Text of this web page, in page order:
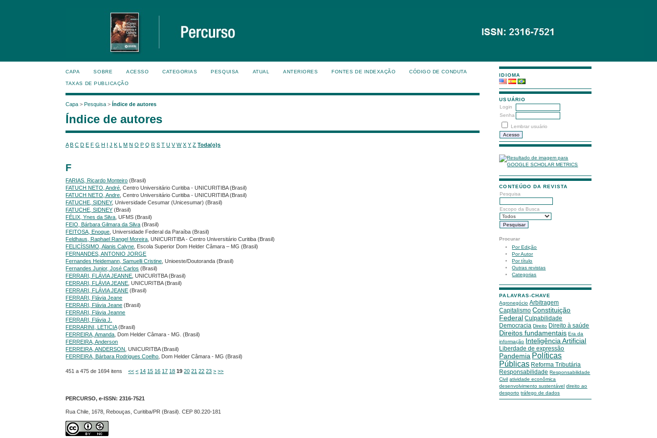
IDIOMA
USUÁRIO
Login
Senha
Lembrar usuário
CONTEÚDO DA REVISTA
Pesquisa
Escopo da Busca
Procurar
Por Edição
Por Autor
Por título
Outras revistas
Categorias
PALAVRAS-CHAVE
Agronegócio Arbitragem
Capitalismo Constituição
Federal Culpabilidade
Democracia Direito Direito à saúde
Direitos fundamentais Era da
informação Inteligência Artificial
Liberdade de expressão
Pandemia Políticas
Públicas Reforma Tributária
Responsabilidade Responsabilidade
Civil atividade econômica
desenvolvimento sustentável direito ao
desporto tráfego de dados
CAPA SOBRE ACESSO CATEGORIAS PESQUISA ATUAL ANTERIORES FONTES DE INDEXAÇÃO CÓDIGO DE CONDUTA
TAXAS DE PUBLICAÇÃO
Capa >Pesquisa >Índice de autores
Índice de autores
A B C D E F G H I J K L M N O P Q R S T U V W X Y Z Toda(o)s
F
FARIAS, Ricardo Monteiro (Brasil)
FATUCH NETO, André , Centro Universitário Curitiba - UNICURITIBA (Brasil)
FATUCH NETO, Andre , Centro Universitário Curitiba - UNICURITIBA (Brasil)
FATUCHE, SIDNEY, Universidade Cesumar (Unicesumar) (Brasil)
FATUCHE, SIDNEY (Brasil)
FÉLIX, Ynes da Silva , UFMS (Brasil)
FEIO, Bárbara Gilmara da Silva (Brasil)
FEITOSA, Enoque , Universidade Federal da Paraíba (Brasil)
Feldhaus, Raphael Rangel Moreira , UNICURITIBA - Centro Universitário Curitiba (Brasil)
FELICÍSSIMO, Alanis Calyne , Escola Superior Dom Helder Câmara – MG (Brasil)
FERNANDES, ANTONIO JORGE
Fernandes Heidemann, Samuelli Cristine , Unioeste/Doutoranda (Brasil)
Fernandes Junior, José Carlos (Brasil)
FERRARI, FLÁVIA JEANNE , UNICURITBA (Brasil)
FERRARI, FLÁVIA JEANE , UNICURITBA (Brasil)
FERRARI, FLÁVIA JEANE (Brasil)
FERRARI, Flávia Jeane
FERRARI, Flávia Jeane (Brasil)
FERRARI, Flávia Jeanne
FERRARI, Flávia J.
FERRARINI, LETICIA(Brasil)
FERREIRA, Amanda , Dom Helder Câmara - MG. (Brasil)
FERREIRA, Anderson
FERREIRA, ANDERSON
, UNICURITBA (Brasil)
FERREIRA, Bárbara Rodrigues Coelho , Dom Helder Câmara - MG (Brasil)
451 a 475 de 1694 itens<< < 14 15 16 17 18 19 20 21 22 23 > >>
PERCURSO, e-ISSN:2316-7521
Rua Chile, 1678, Rebouças, Curitiba/PR (Brasil). CEP 80.220-181